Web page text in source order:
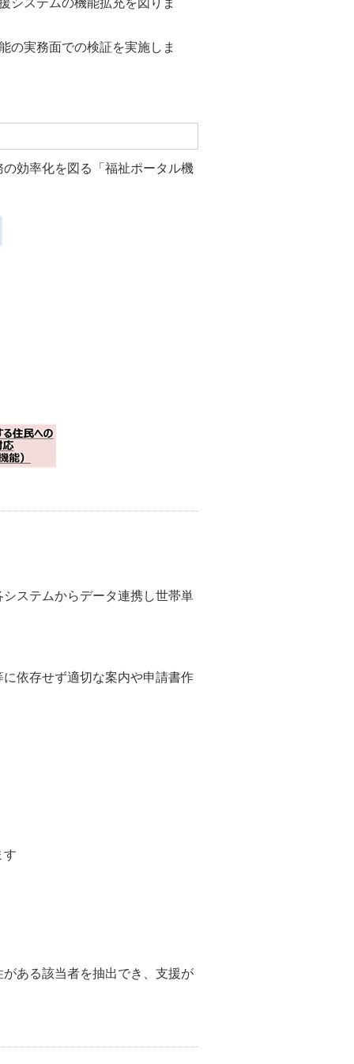
システムの機能拡充を図りま
の実務面での検証を実施しま
効率化を図る「福祉ポータル機
ステムからデータ連携し世帯単
依存せず適切な案内や申請書作
す
ある該当者を抽出でき、支援が